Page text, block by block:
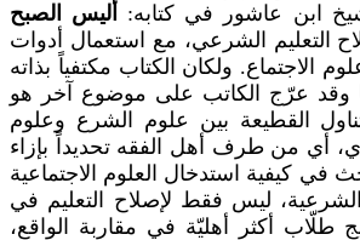
ابن عاشور في كتابه:
أليس الصبح
التعليم الشرعي، مع استعمال أدوات
الاجتماع. ولكان الكتاب مكتفياً بذاته
وقد عرّج الكاتب على موضوع آخر هو
القطيعة بين علوم الشرع وعلوم
أي من طرف أهل الفقه تحديداً بإزاء
في كيفية استدخال العلوم الاجتماعية
ليس فقط لإصلاح التعليم في
طلّاب أكثر أهليّة في مقاربة الواقع،